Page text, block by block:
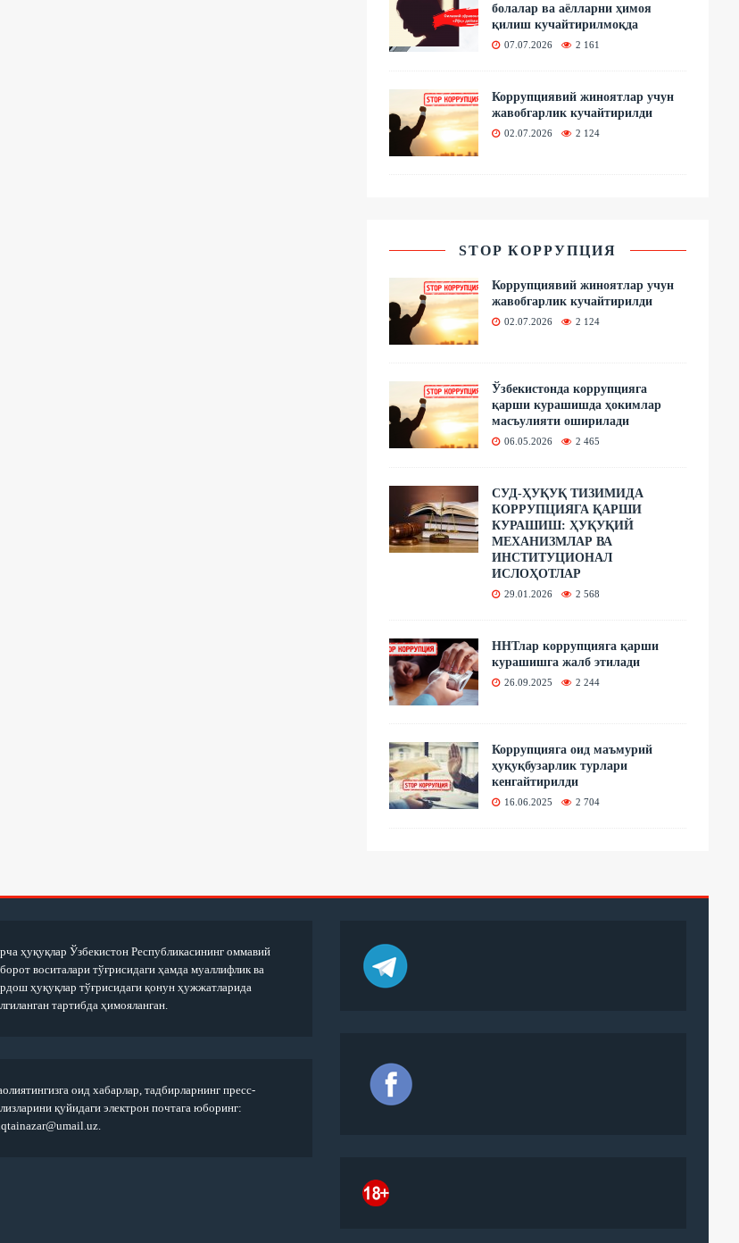
болалар ва аёлларни ҳимоя
қилиш кучайтирилмоқда
07.07.2026 2 161
Коррупциявий жиноятлар учун
жавобгарлик кучайтирилди
02.07.2026 2 124
STOP КОРРУПЦИЯ
Коррупциявий жиноятлар учун
жавобгарлик кучайтирилди
02.07.2026 2 124
Ўзбекистонда коррупцияга
қарши курашишда ҳокимлар
масъулияти оширилади
06.05.2026 2 465
СУД-ҲУҚУҚ ТИЗИМИДА
КОРРУПЦИЯГА ҚАРШИ
КУРАШИШ: ҲУҚУҚИЙ
МЕХАНИЗМЛАР ВА
ИНСТИТУЦИОНАЛ
ИСЛОҲОТЛАР
29.01.2026 2 568
ННТлар коррупцияга қарши
курашишга жалб этилади
26.09.2025 2 244
Коррупцияга оид маъмурий
ҳуқуқбузарлик турлари
кенгайтирилди
16.06.2025 2 704
ҳуқуқлар Ўзбекистон Республикасининг оммавий
воситалари тўғрисидаги ҳамда муаллифлик ва
ҳуқуқлар тўғрисидаги қонун ҳужжатларида
тартибда ҳимояланган.
оид хабарлар, тадбирларнинг пресс-
қуйидаги электрон почтага юборинг: